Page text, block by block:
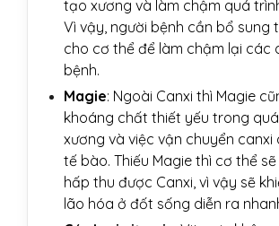
tạo xương và làm chậm quá
Vì vậy, người bệnh cần bổ sung
cho cơ thể để làm chậm lại các
bệnh.
Magie: Ngoài Canxi thì Magie
khoáng chất thiết yếu trong
xương và việc vận chuyển canxi
tế bào. Thiếu Magie thì cơ thể
hấp thu được Canxi, vì vậy sẽ
lão hóa ở đốt sống diễn ra